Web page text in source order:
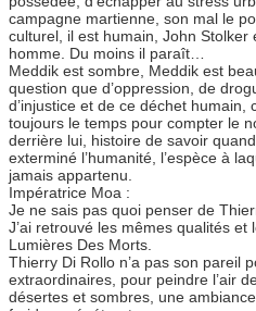
campagne martienne, son mal le
culturel, il est humain, John Stolker
homme. Du moins il paraît…
Meddik est sombre, Meddik est
question que d’oppression, de
d’injustice et de ce déchet humain,
toujours le temps pour compter le
derrière lui, histoire de savoir
exterminé l’humanité, l’espèce à
jamais appartenu.
Impératrice Moa :
Je ne sais pas quoi penser de
J’ai retrouvé les mêmes qualités
Lumières Des Morts.
Thierry Di Rollo n’a pas son pareil
extraordinaires, pour peindre l’air
désertes et sombres, une